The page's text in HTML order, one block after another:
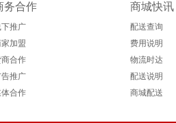
务合作
推广
加盟
合作
告推广
合作
商城快讯
配送查询
费用说明
物流时达
配送说明
商城配送